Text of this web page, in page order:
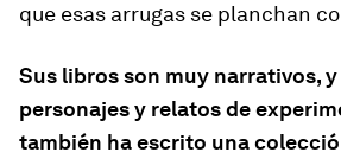
que esas arrugas se planchan
Sus libros son muy narrativos,
personajes y relatos de
también ha escrito una